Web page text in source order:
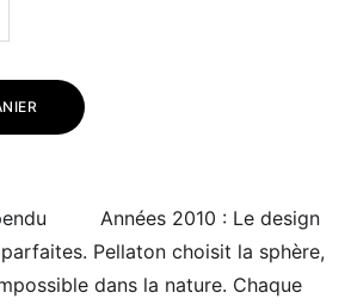
Années 2010 : Le design
Pellaton choisit la sphère,
dans la nature. Chaque